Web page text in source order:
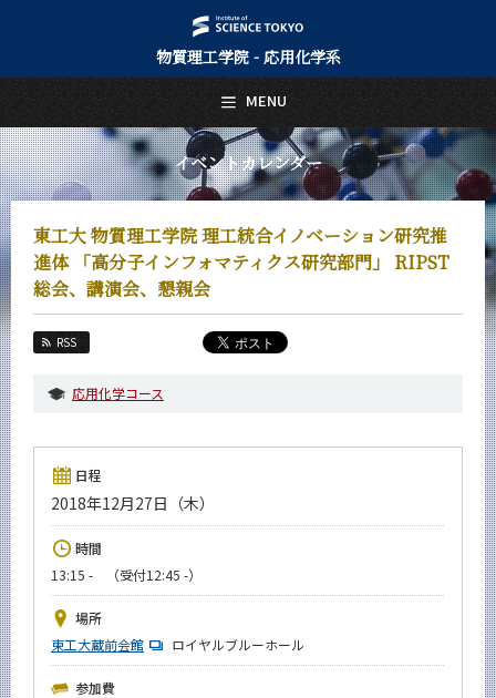
物質理工学院 - 応用化学系
イベントカレンダー
東工大 物質理工学院 理工統合イノベーション研究推
進体 「高分子インフォマティクス研究部門」 RIPST
総会、講演会、懇親会
RSS
応用化学コース
日程
2018年12月27日（木）
時間
13:15 - （受付12:45 -）
場所
東工大蔵前会館
ロイヤルブルーホール
参加費
MENU
日本語 English
トップページ
Top Page
応用化学系について
About Us
教育
Education
教員・研究室
Future
Admissions
応用化学系 News
News
イベントカレンダー
Event Calendar
今後のイベント
今後の課程別イベント